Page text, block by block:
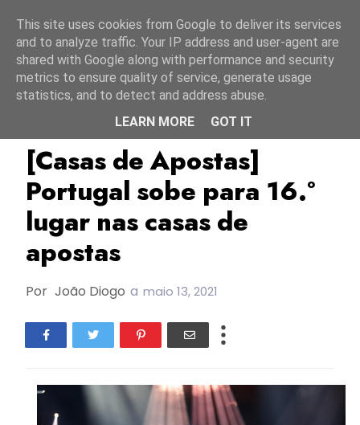
Casas De Apostas ESC2021 Portugal
[Casas de Apostas]
Portugal sobe para 16.º
lugar nas casas de
apostas
Por João Diogo a maio 13, 2021
This site uses cookies from Google to deliver its services
and to analyze traffic. Your IP address and user-agent are
shared with Google along with performance and security
metrics to ensure quality of service, generate usage
statistics, and to detect and address abuse.
LEARN MORE
GOT IT